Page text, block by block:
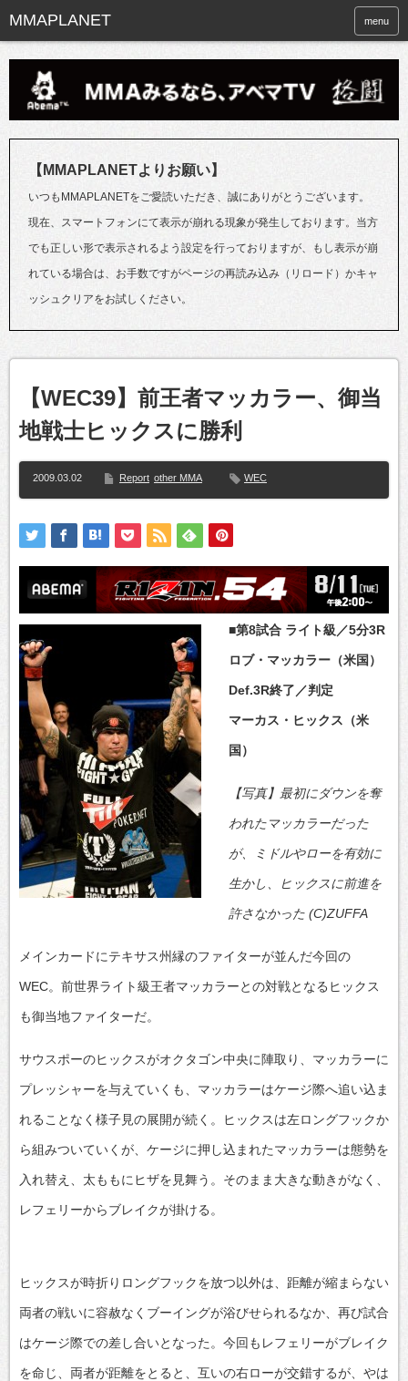
menu
【MMAPLANETよりお願い】
いつもMMAPLANETをご愛読いただき、誠にありがとうございます。
現在、スマートフォンにて表示が崩れる現象が発生しております。当方
でも正しい形で表示されるよう設定を行っておりますが、もし表示が崩
れている場合は、お手数ですがページの再読み込み（リロード）かキャ
ッシュクリアをお試しください。
【WEC39】前王者マッカラー、御当
地戦士ヒックスに勝利
2009.03.02 Report other MMA WEC
■第8試合 ライト級／5分3R
ロブ・マッカラー（米国）
Def.3R終了／判定
マーカス・ヒックス（米
国）
【写真】最初にダウンを奪
われたマッカラーだった
が、ミドルやローを有効に
生かし、ヒックスに前進を
許さなかった (C)ZUFFA
メインカードにテキサス州縁のファイターが並んだ今回の
WEC。前世界ライト級王者マッカラーとの対戦となるヒックス
も御当地ファイターだ。
サウスポーのヒックスがオクタゴン中央に陣取り、マッカラーに
プレッシャーを与えていくも、マッカラーはケージ際へ追い込ま
れることなく様子見の展開が続く。ヒックスは左ロングフックか
ら組みついていくが、ケージに押し込まれたマッカラーは態勢を
入れ替え、太ももにヒザを見舞う。そのまま大きな動きがなく、
レフェリーからブレイクが掛ける。
ヒックスが時折りロングフックを放つ以外は、距離が縮まらない
両者の戦いに容赦なくブーイングが浴びせられるなか、再び試合
はケージ際での差し合いとなった。今回もレフェリーがブレイク
を命じ、両者が距離をとると、互いの右ローが交錯するが、やは